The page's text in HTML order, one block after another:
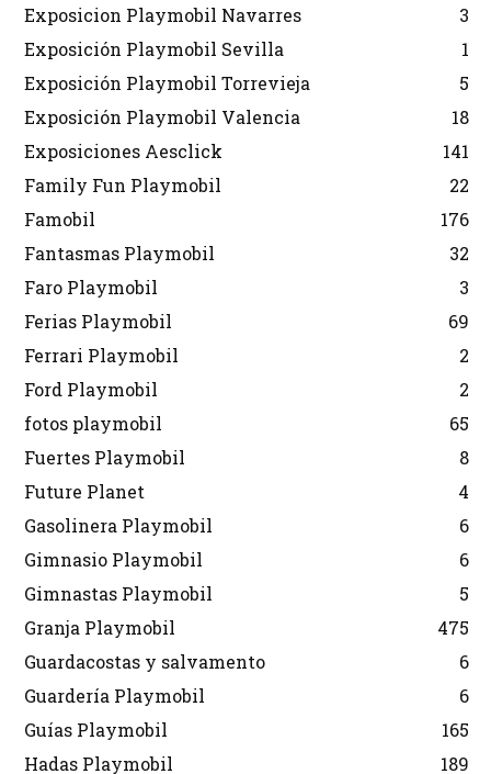
Exposicion Playmobil Navarres
3
Exposición Playmobil Sevilla
1
Exposición Playmobil Torrevieja
5
Exposición Playmobil Valencia
18
Exposiciones Aesclick
141
Family Fun Playmobil
22
Famobil
176
Fantasmas Playmobil
32
Faro Playmobil
3
Ferias Playmobil
69
Ferrari Playmobil
2
Ford Playmobil
2
fotos playmobil
65
Fuertes Playmobil
8
Future Planet
4
Gasolinera Playmobil
6
Gimnasio Playmobil
6
Gimnastas Playmobil
5
Granja Playmobil
475
Guardacostas y salvamento
6
Guardería Playmobil
6
Guías Playmobil
165
Hadas Playmobil
189